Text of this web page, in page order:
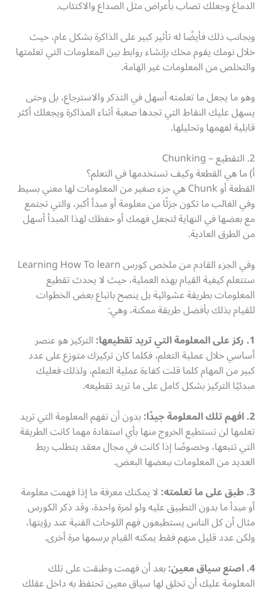
الدماغ وجعلك تصاب بأعراض مثل الصداع والاكتئاب.
وبجانب ذلك فأيضًا له تأثير كبير على الذاكرة بشكل عام، حيث
خلال نومك يقوم مخك بإنشاء روابط بين المعلومات التي تعلمتها
والتخلص من المعلومات غير الهامة.
وهو ما يجعل ما تعلمته أسهل في التذكر والاسترجاع، بل وحتى
يسهل عليك النقاط التي تجدها صعبة أثناء المذاكرة ويجعلك أكثر
قابلية لفهمها وتحليلها.
2. التقطيع – Chunking
أ) ما هي القطعة وكيف تستخدمها في التعلم؟
القطعة أو Chunk هي جزء صغير من المعلومات لها معني بسيط
وفي الغالب ما تكون جزئًا من معلومة أو مبدأ أكبر، والتي تجتمع
مع بعضها في النهاية لتجعل فهمك أو حفظك لهذا المبدأ أسهل
من الطرق العادية.
وفي الجزء القادم من ملخص كورس Learning How To learn
ستتعلم كيفية القيام بهذه العملية، حيث لا يحدث تقطيع
المعلومات بطريقة عشوائية بل ينصح باتباع بعض الخطوات
للقيام بذلك بأفضل طريقة ممكنة، وهي:
1. ركز على المعلومة التي تريد تقطيعها:
التركيز هو عنصر
أساسي خلال عملية التعلم، فكلما كان تركيزك متوزع على عدد
كبير من المهام كلما قلت كفاءة عملية التعلم، ولذلك فعليك
مبدئيًا التركيز بشكل كامل على ما تريد تقطيعه.
2. افهم تلك المعلومة جيدًا:
بدون أن تفهم المعلومة التي تريد
تعلمها لن تستطيع الخروج منها بأي استفادة مهما كانت الطريقة
التي تتبعها، وخصوصًا إذا كانت في مجال معقد يتطلب ربط
العديد من المعلومات ببعضها البعض.
3. طبق على ما تعلمته:
لا يمكنك معرفة ما إذا فهمت معلومة
أو مبدأ ما بدون التطبيق عليه ولو لمرة واحدة، وقد ذكر الكورس
مثال أن كل الناس يستطيعون فهم اللوحات الفنية عند رؤيتها،
ولكن عدد قليل منهم فقط يمكنه القيام برسمها مرة أخرى.
4. اصنع سياق معين:
بعد أن فهمت وطبقت على تلك
المعلومة عليك أن تخلق لها سياق معين تحتفظ به داخل عقلك